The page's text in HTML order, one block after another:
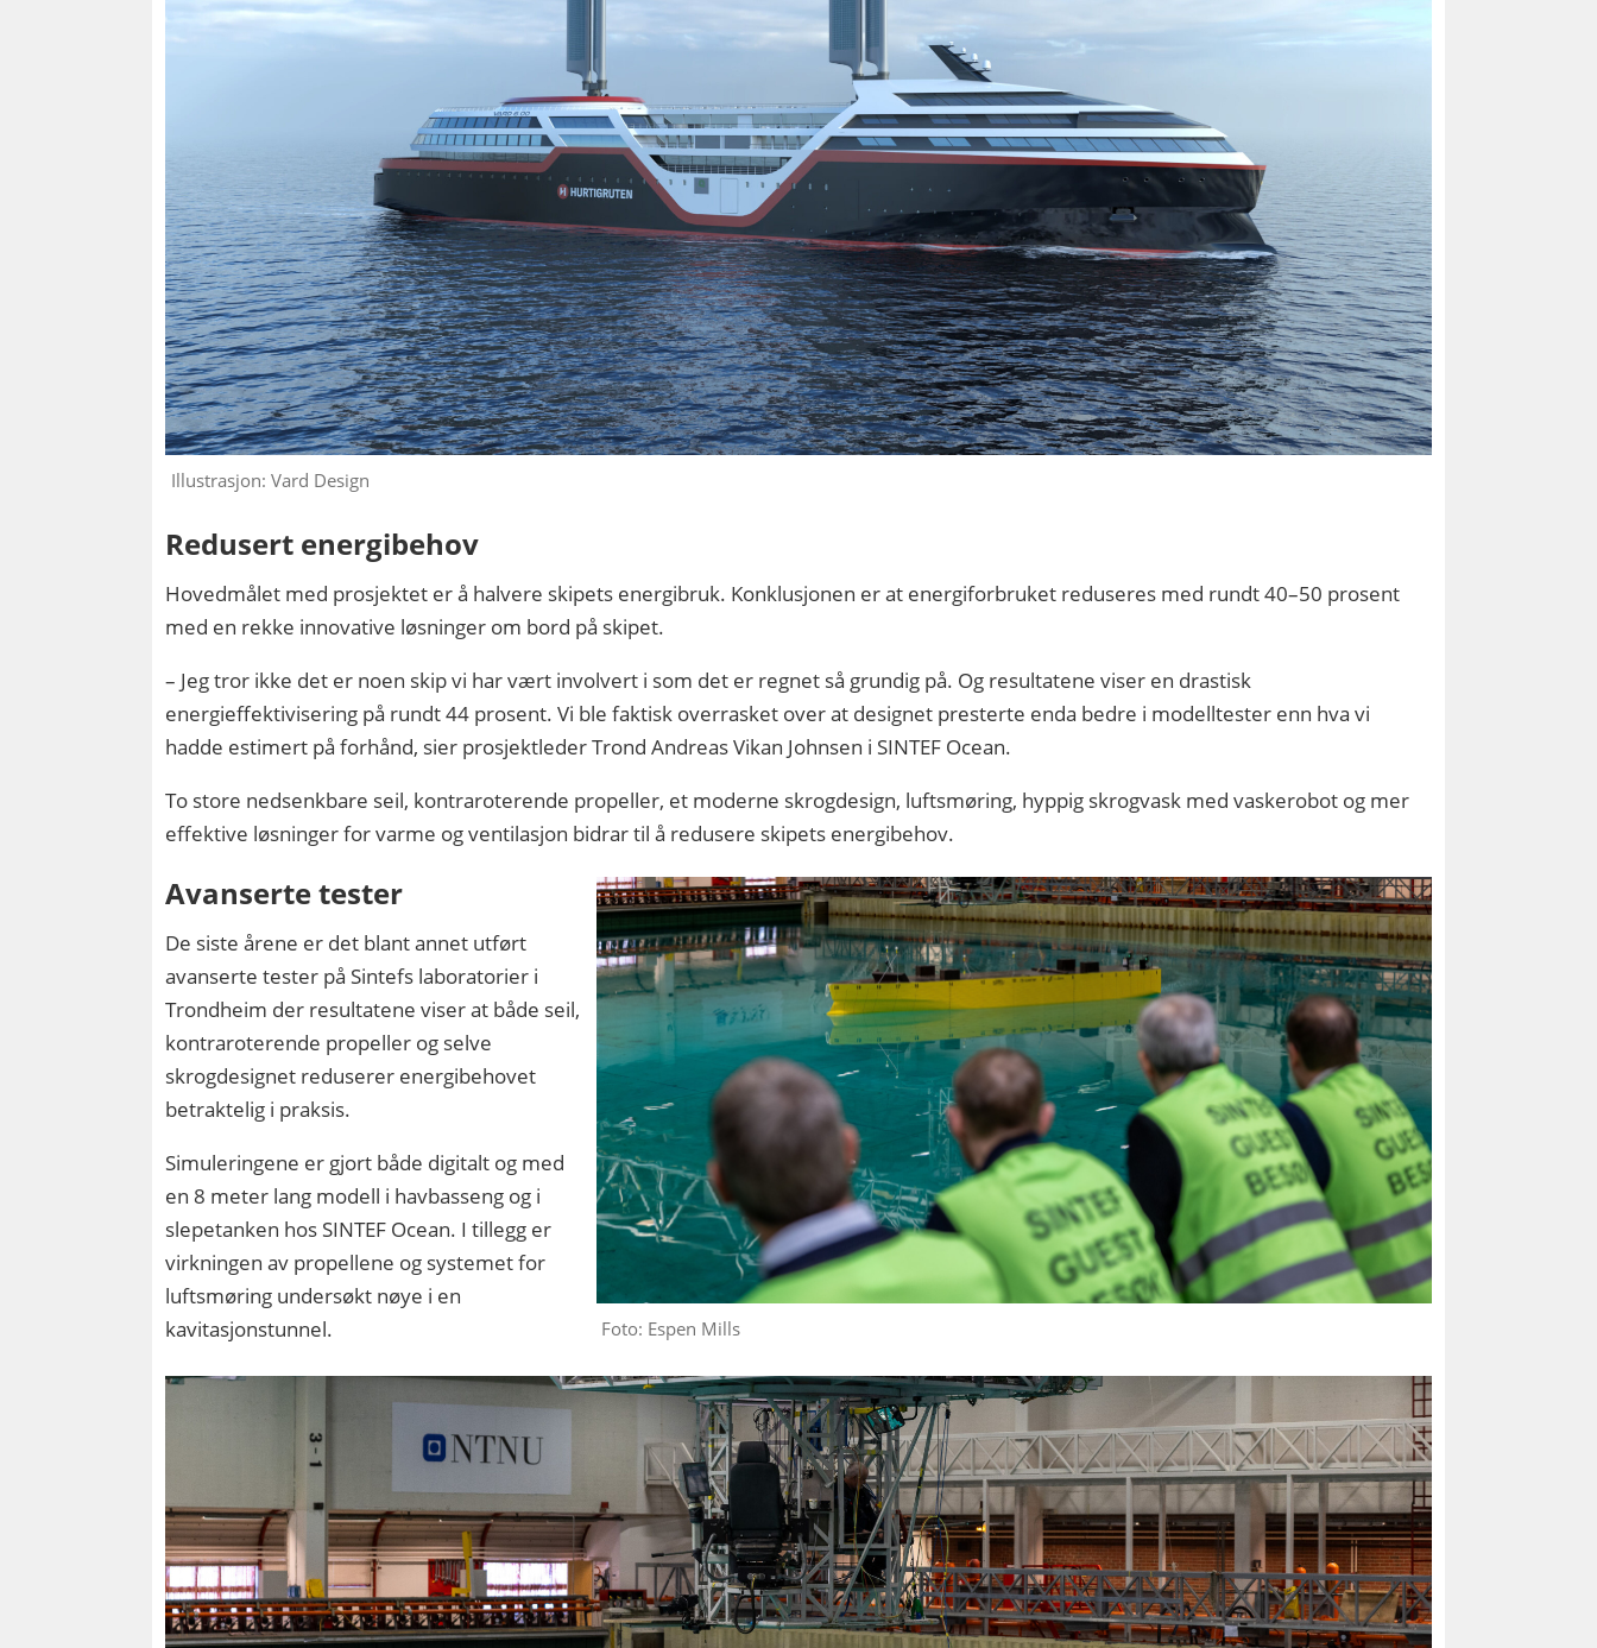
Illustrasjon: Vard Design
Redusert energibehov
Hovedmålet med prosjektet er å halvere skipets energibruk. Konklusjonen er at energiforbruket reduseres med rundt 40–50 prosent
med en rekke innovative løsninger om bord på skipet.
– Jeg tror ikke det er noen skip vi har vært involvert i som det er regnet så grundig på. Og resultatene viser en drastisk
energieffektivisering på rundt 44 prosent. Vi ble faktisk overrasket over at designet presterte enda bedre i modelltester enn hva vi
hadde estimert på forhånd, sier prosjektleder Trond Andreas Vikan Johnsen i SINTEF Ocean.
To store nedsenkbare seil, kontraroterende propeller, et moderne skrogdesign, luftsmøring, hyppig skrogvask med vaskerobot og mer
effektive løsninger for varme og ventilasjon bidrar til å redusere skipets energibehov.
Foto: Espen Mills
Avanserte tester
De siste årene er det blant annet utført
avanserte tester på Sintefs laboratorier i
Trondheim der resultatene viser at både seil,
kontraroterende propeller og selve
skrogdesignet reduserer energibehovet
betraktelig i praksis.
Simuleringene er gjort både digitalt og med
en 8 meter lang modell i havbasseng og i
slepetanken hos SINTEF Ocean. I tillegg er
virkningen av propellene og systemet for
luftsmøring undersøkt nøye i en
kavitasjonstunnel.